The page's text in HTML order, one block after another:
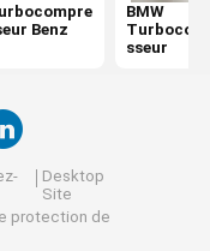
Benz
BMW
sseur
Desktop
Site
protection de